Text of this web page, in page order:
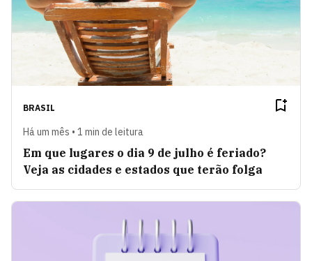
BRASIL
Há um mês • 1 min de leitura
Em que lugares o dia 9 de julho é feriado?
Veja as cidades e estados que terão folga